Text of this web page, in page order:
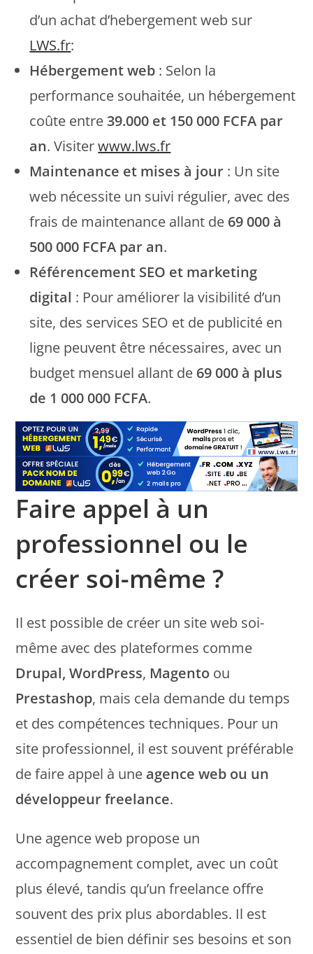
d’un achat d’hebergement web sur
LWS.fr:
Hébergement web : Selon la
performance souhaitée, un hébergement
coûte entre39.000 et 150 000 FCFA par
an. Visiterwww.lws.fr
Maintenance et mises à jour : Un site
web nécessite un suivi régulier, avec des
frais de maintenance allant de 69 000 à
500 000 FCFA par an.
Référencement SEO et marketing
digital : Pour améliorer la visibilité d’un
site, des services SEO et de publicité en
ligne peuvent être nécessaires, avec un
budget mensuel allant de 69 000 à plus
de 1 000 000 FCFA.
Faire appel à un
professionnel ou le
créer soi-même ?
Il est possible de créer un site web soi-
même avec des plateformes comme
Drupal, WordPress, Magento ou
Prestashop, mais cela demande du temps
et des compétences techniques. Pour un
site professionnel, il est souvent préférable
de faire appel à une agence web ou un
développeur freelance.
Une agence web propose un
accompagnement complet, avec un coût
plus élevé, tandis qu’un freelance offre
souvent des prix plus abordables. Il est
essentiel de bien définir ses besoins et son